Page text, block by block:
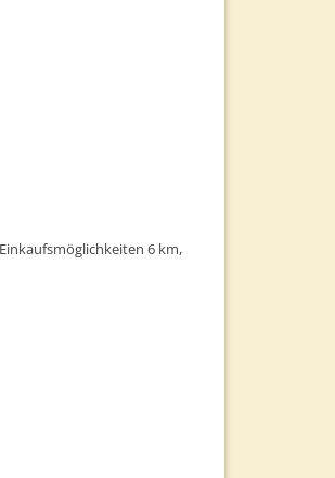
6 km,